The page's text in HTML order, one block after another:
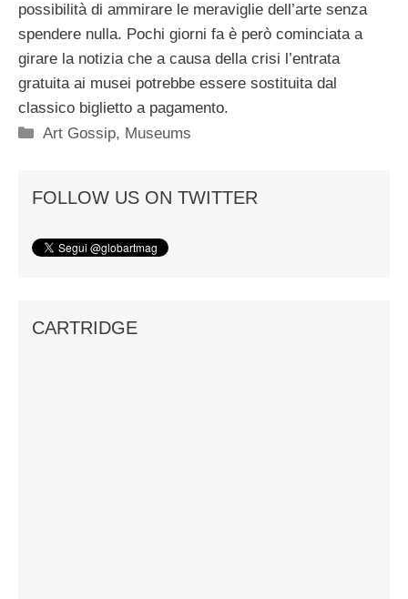
possibilità di ammirare le meraviglie dell’arte senza
spendere nulla. Pochi giorni fa è però cominciata a
girare la notizia che a causa della crisi l’entrata
gratuita ai musei potrebbe essere sostituita dal
classico biglietto a pagamento.
Categorie
Art Gossip, Museums
FOLLOW US ON TWITTER
CARTRIDGE